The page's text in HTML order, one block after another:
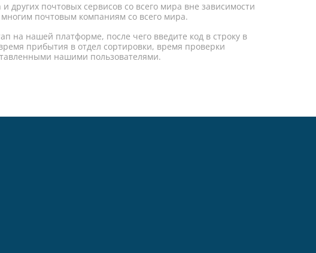
других почтовых сервисов со всего мира вне зависимости
многим почтовым компаниям со всего мира.
на нашей платформе, после чего введите код в строку в
прибытия в отдел сортировки, время проверки
нашими пользователями.